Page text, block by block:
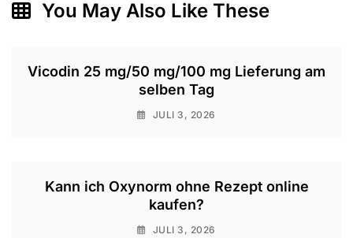
You May Also Like These
Vicodin 25 mg/50 mg/100 mg Lieferung am
selben Tag
JULI 3, 2026
Kann ich Oxynorm ohne Rezept online
kaufen?
JULI 3, 2026